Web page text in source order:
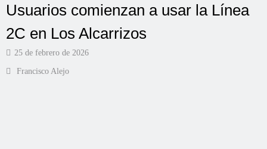
Usuarios comienzan a usar la Línea
2C en Los Alcarrizos
25 de febrero de 2026
Francisco Alejo